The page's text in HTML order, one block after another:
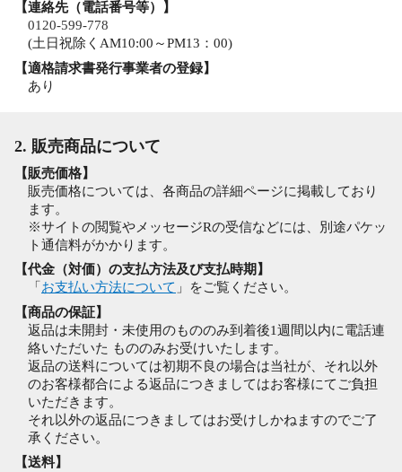
【連絡先（電話番号等）】
0120-599-778
(土日祝除くAM10:00～PM13：00)
【適格請求書発行事業者の登録】
あり
2. 販売商品について
【販売価格】
販売価格については、各商品の詳細ページに掲載しており
ます。
※サイトの閲覧やメッセージRの受信などには、別途パケッ
ト通信料がかかります。
【代金（対価）の支払方法及び支払時期】
「 お支払い方法について 」をご覧ください。
【商品の保証】
返品は未開封・未使用のもののみ到着後1週間以内に電話連
絡いただいた もののみお受けいたします。
返品の送料については初期不良の場合は当社が、それ以外
のお客様都合による返品につきましてはお客様にてご負担
いただきます。
それ以外の返品につきましてはお受けしかねますのでご了
承ください。
【送料】